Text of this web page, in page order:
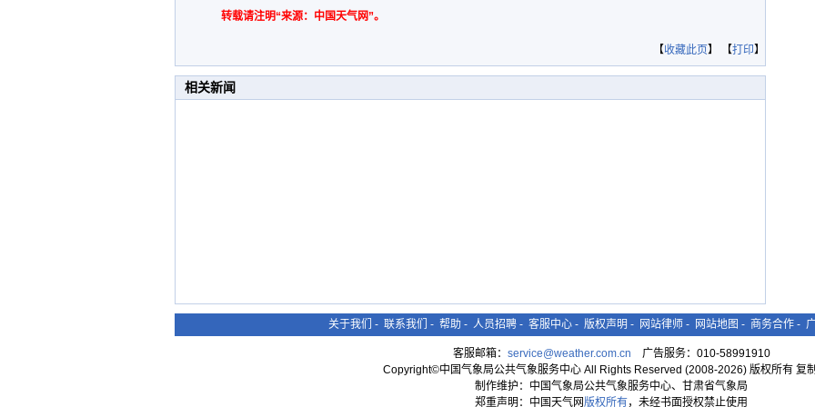
转载请注明“来源：中国天气网”。
【收藏此页】 【打印】
相关新闻
关于我们 - 联系我们 - 帮助 - 人员招聘 - 客服中心 - 版权声明 - 网站律师 - 网站地图 - 商务合作 -
客服邮箱： service@weather.com.cn 广告服务：010-58991910
Copyright©中国气象局公共气象服务中心 All Rights Reserved (2008-2026) 版权所有 复
制作维护：中国气象局公共气象服务中心、甘肃省气象局
郑重声明：中国天气网版权所有，未经书面授权禁止使用